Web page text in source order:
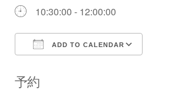
10:30:00 - 12:00:00
ADD TO CALENDAR
予約